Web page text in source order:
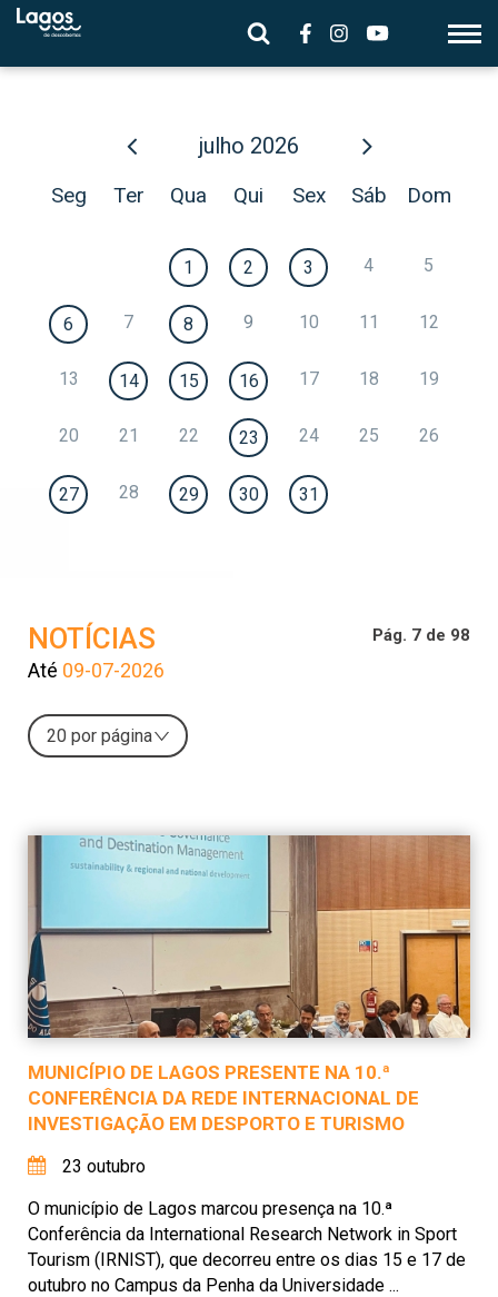
julho 2026
Seg Ter Qua Qui Sex Sáb Dom
1 2 3 4 5
6 7 8 9 10 11 12
13 14 15 16 17 18 19
20 21 22 23 24 25 26
27 28 29 30 31
NOTÍCIAS
Até 09-07-2026
Pág. 7 de 98
MUNICÍPIO DE LAGOS PRESENTE NA 10.ª
CONFERÊNCIA DA REDE INTERNACIONAL DE
INVESTIGAÇÃO EM DESPORTO E TURISMO
23 outubro
O município de Lagos marcou presença na 10.ª
Conferência da International Research Network in Sport
Tourism (IRNIST), que decorreu entre os dias 15 e 17 de
outubro no Campus da Penha da Universidade ...